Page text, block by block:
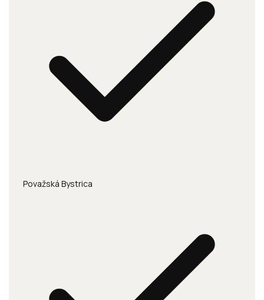
Považská Bystrica